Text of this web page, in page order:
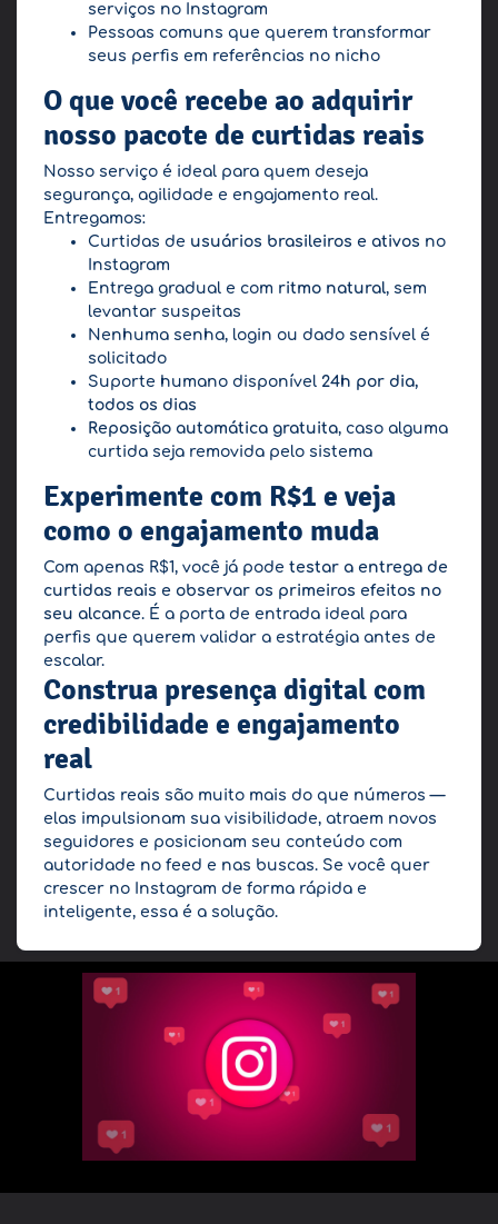
serviços no Instagram
Pessoas comuns que querem transformar
seus perfis em referências no nicho
O que você recebe ao adquirir
nosso pacote de curtidas reais
Nosso serviço é ideal para quem deseja
segurança, agilidade e engajamento real.
Entregamos:
Curtidas de usuários brasileiros e ativos no
Instagram
Entrega gradual e com ritmo natural, sem
levantar suspeitas
Nenhuma senha, login ou dado sensível é
solicitado
Suporte humano disponível 24h por dia,
todos os dias
Reposição automática gratuita, caso alguma
curtida seja removida pelo sistema
Experimente com R$1 e veja
como o engajamento muda
Com apenas R$1, você já pode testar a entrega de
curtidas reais e observar os primeiros efeitos no
seu alcance. É a porta de entrada ideal para
perfis que querem validar a estratégia antes de
escalar.
Construa presença digital com
credibilidade e engajamento
real
Curtidas reais são muito mais do que números —
elas impulsionam sua visibilidade, atraem novos
seguidores e posicionam seu conteúdo com
autoridade no feed e nas buscas. Se você quer
crescer no Instagram de forma rápida e
inteligente, essa é a solução.